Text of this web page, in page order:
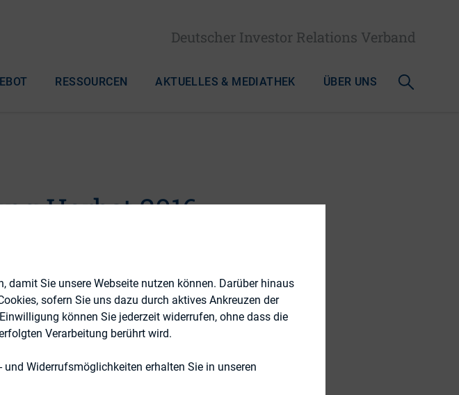
Deutscher Investor Relations Verband
RESSOURCEN AKTUELLES & MEDIATHEK ÜBER UNS
Herbst 2016:
für wen
damit Sie unsere Webseite nutzen können. Darüber hinaus
sofern Sie uns dazu durch aktives Ankreuzen der
können Sie jederzeit widerrufen, ohne dass die
Verarbeitung berührt wird.
Widerrufsmöglichkeiten erhalten Sie in unseren